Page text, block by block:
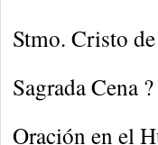
Stmo. Cristo
Sagrada Cena
Oración en el